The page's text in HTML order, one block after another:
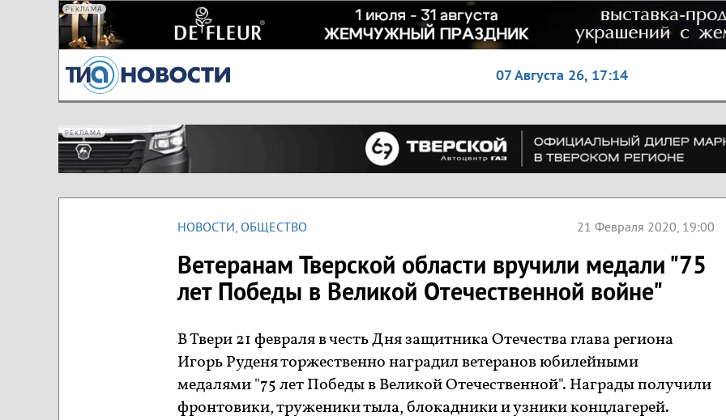
РЕКЛАМА
07 Августа 26, 17:14
РЕКЛАМА
НОВОСТИ, ОБЩЕСТВО 21 Февраля 2020, 19:00
Ветеранам Тверской области вручили медали "75
лет Победы в Великой Отечественной войне"
В Твери 21 февраля в честь Дня защитника Отечества глава региона
Игорь Руденя торжественно наградил ветеранов юбилейными
медалями "75 лет Победы в Великой Отечественной". Награды получили
фронтовики, труженики тыла, блокадники и узники концлагерей.